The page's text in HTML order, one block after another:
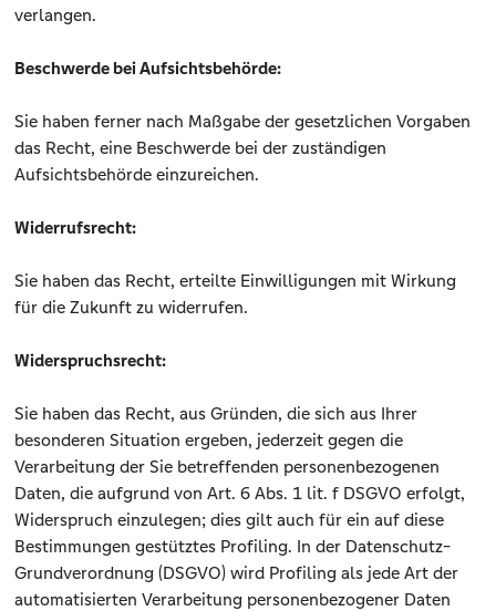
verlangen.
Beschwerde bei Aufsichtsbehörde:
Sie haben ferner nach Maßgabe der gesetzlichen Vorgaben
das Recht, eine Beschwerde bei der zuständigen
Aufsichtsbehörde einzureichen.
Widerrufsrecht:
Sie haben das Recht, erteilte Einwilligungen mit Wirkung
für die Zukunft zu widerrufen.
Widerspruchsrecht:
Sie haben das Recht, aus Gründen, die sich aus Ihrer
besonderen Situation ergeben, jederzeit gegen die
Verarbeitung der Sie betreffenden personenbezogenen
Daten, die aufgrund von Art. 6 Abs. 1 lit. f DSGVO erfolgt,
Widerspruch einzulegen; dies gilt auch für ein auf diese
Bestimmungen gestütztes Profiling. In der Datenschutz-
Grundverordnung (DSGVO) wird Profiling als jede Art der
automatisierten Verarbeitung personenbezogener Daten